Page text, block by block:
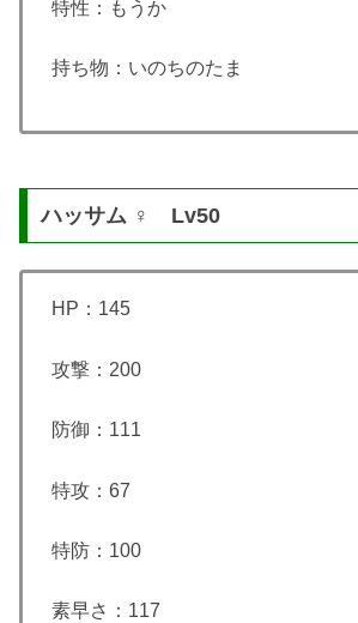
特性：もうか
持ち物：いのちのたま
ハッサム ♀ Lv50
HP：145
攻撃：200
防御：111
特攻：67
特防：100
素早さ：117